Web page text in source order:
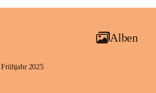
Alben
Frühjahr 2025